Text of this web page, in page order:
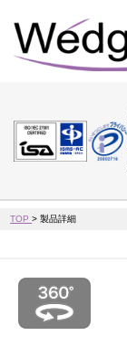
TOP>製品詳細